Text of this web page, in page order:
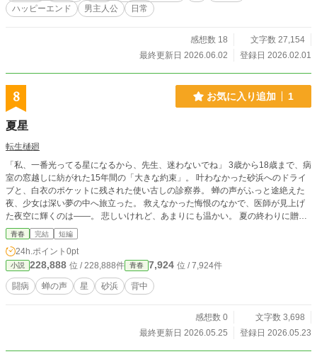
ハッピーエンド 男主人公 日常
感想数 18
文字数 27,154
最終更新日 2026.06.02
登録日 2026.02.01
8 お気に入り追加 1
夏星
転生樋廻
「私、一番光ってる星になるから、先生、迷わないでね」 3歳から18歳まで、病
室の窓越しに紡がれた15年間の「大きな約束」。 叶わなかった砂浜へのドライ
ブと、白衣のポケットに残された使い古しの診察券。 蝉の声がふっと途絶えた
夜、少女は深い夢の中へ旅立った。 救えなかった悔恨のなかで、医師が見上げ
た夜空に輝くのは――。 悲しいけれど、あまりにも温かい。 夏の終わりに贈
る、最も美しい「命」の物語。
青春 完結 短編
24h.ポイント 0pt
小説 228,888 位 / 228,888件 青春 7,924 位 / 7,924件
闘病 蝉の声 星 砂浜 背中
感想数 0
文字数 3,698
最終更新日 2026.05.25
登録日 2026.05.23